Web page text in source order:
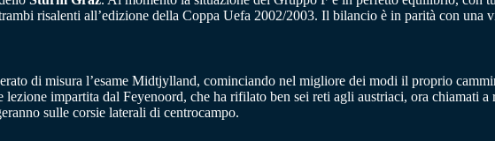
risalenti all’edizione della Coppa Uefa 2002/2003. Il bilancio è in parità con una
di misura l’esame Midtjylland, cominciando nel migliore dei modi il proprio
lezione impartita dal Feyenoord, che ha rifilato ben sei reti agli austriaci, ora chiamati
sulle corsie laterali di centrocampo.